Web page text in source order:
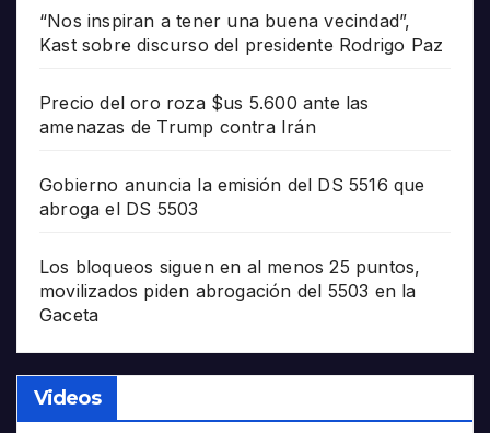
“Nos inspiran a tener una buena vecindad”,
Kast sobre discurso del presidente Rodrigo Paz
Precio del oro roza $us 5.600 ante las
amenazas de Trump contra Irán
Gobierno anuncia la emisión del DS 5516 que
abroga el DS 5503
Los bloqueos siguen en al menos 25 puntos,
movilizados piden abrogación del 5503 en la
Gaceta
Videos